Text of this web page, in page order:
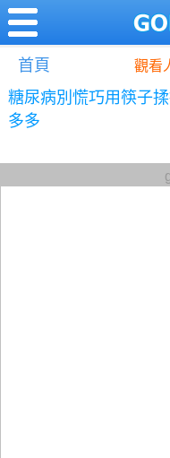
首頁 觀看
糖尿病別慌巧用筷子
多多